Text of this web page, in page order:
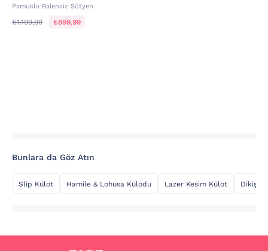
Pamuklu Balensiz Sütyen
₺1.199,99 ₺899,99
Bunlara da Göz Atın
Slip Külot Hamile & Lohusa Külodu Lazer Kesim Külot